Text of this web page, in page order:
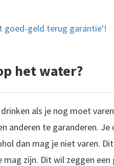
goed-geld terug garantie'!
het water?
als je nog moet
anderen te garanderen.
dan mag je niet varen.
zijn. Dit wil zeggen